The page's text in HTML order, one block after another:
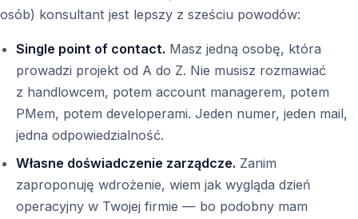
osób) konsultant jest lepszy z sześciu powodów:
Single point of contact. Masz jedną osobę, która
prowadzi projekt od A do Z. Nie musisz rozmawiać
z handlowcem, potem account managerem, potem
PMem, potem developerami. Jeden numer, jeden mail,
jedna odpowiedzialność.
Własne doświadczenie zarządcze. Zanim
zaproponuję wdrożenie, wiem jak wygląda dzień
operacyjny w Twojej firmie — bo podobny mam